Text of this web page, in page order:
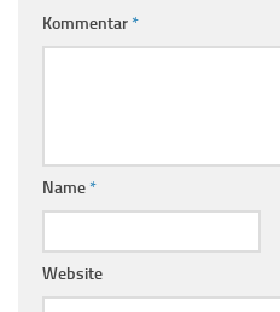
Kommentar*
Name*
Website